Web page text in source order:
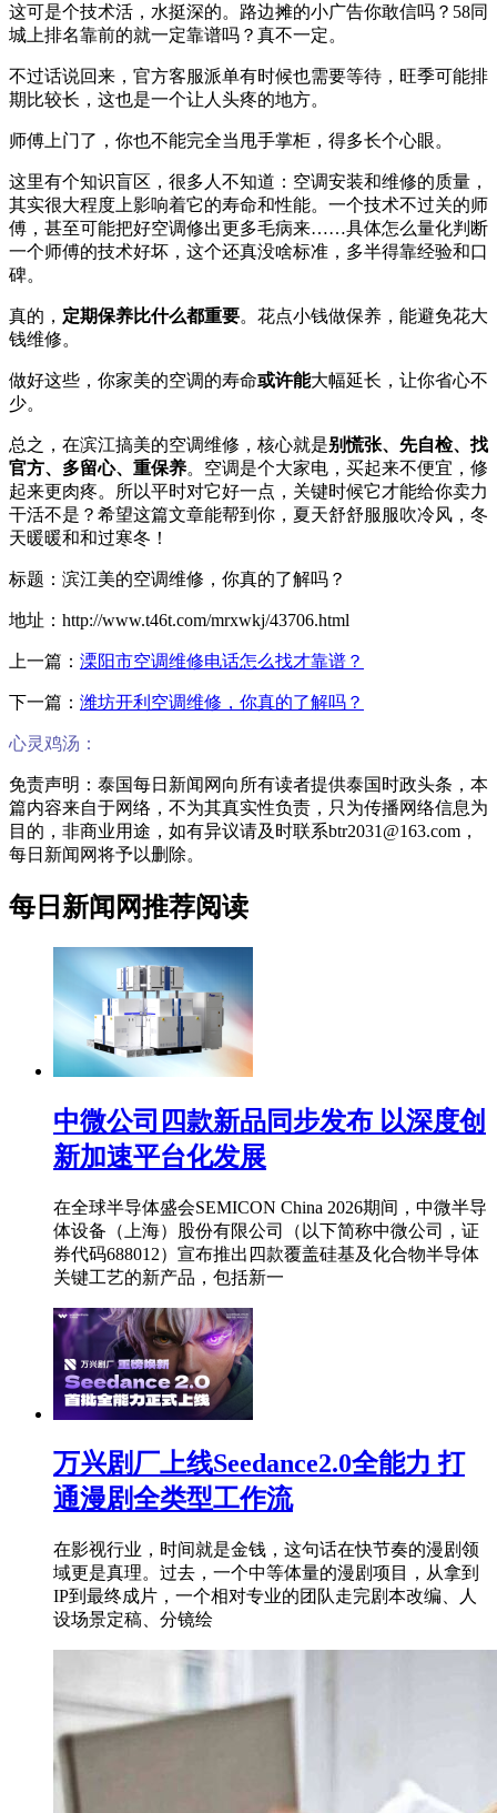
这可是个技术活，水挺深的。路边摊的小广告你敢信吗？58同
城上排名靠前的就一定靠谱吗？真不一定。
不过话说回来，官方客服派单有时候也需要等待，旺季可能排
期比较长，这也是一个让人头疼的地方。
师傅上门了，你也不能完全当甩手掌柜，得多长个心眼。
这里有个知识盲区，很多人不知道：空调安装和维修的质量，
其实很大程度上影响着它的寿命和性能。一个技术不过关的师
傅，甚至可能把好空调修出更多毛病来……具体怎么量化判断
一个师傅的技术好坏，这个还真没啥标准，多半得靠经验和口
碑。
真的， 定期保养比什么都重要。花点小钱做保养，能避免花大
钱维修。
做好这些，你家美的空调的寿命或许能大幅延长，让你省心不
少。
总之，在滨江搞美的空调维修，核心就是别慌张、先自检、找
官方、多留心、重保养。空调是个大家电，买起来不便宜，修
起来更肉疼。所以平时对它好一点，关键时候它才能给你卖力
干活不是？希望这篇文章能帮到你，夏天舒舒服服吹冷风，冬
天暖暖和和过寒冬！
标题：滨江美的空调维修，你真的了解吗？
地址：http://www.t46t.com/mrxwkj/43706.html
上一篇： 溧阳市空调维修电话怎么找才靠谱？
下一篇： 潍坊开利空调维修，你真的了解吗？
心灵鸡汤：
免责声明：泰国每日新闻网向所有读者提供泰国时政头条，本
篇内容来自于网络，不为其真实性负责，只为传播网络信息为
目的，非商业用途，如有异议请及时联系btr2031@163.com，
每日新闻网将予以删除。
每日新闻网推荐阅读
中微公司四款新品同步发布 以深度创
新加速平台化发展
在全球半导体盛会SEMICON China 2026期间，中微半导
体设备（上海）股份有限公司（以下简称中微公司，证
券代码688012）宣布推出四款覆盖硅基及化合物半导体
关键工艺的新产品，包括新一
万兴剧厂上线Seedance2.0全能力 打
通漫剧全类型工作流
在影视行业，时间就是金钱，这句话在快节奏的漫剧领
域更是真理。过去，一个中等体量的漫剧项目，从拿到
IP到最终成片，一个相对专业的团队走完剧本改编、人
设场景定稿、分镜绘